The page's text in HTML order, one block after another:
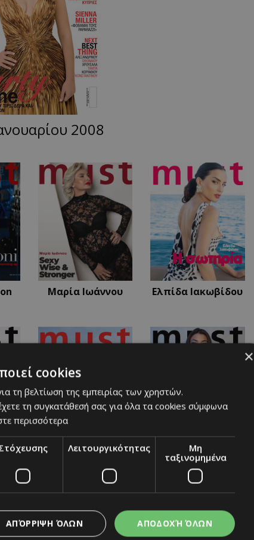
2008
Μαρία Ιωάννου Ελπίδα Ιακωβίδου
Καρολίνα
Πελενδρίτου
Eleonora La Luna
×
cookies
τη βελτίωση της εμπειρίας των χρηστών.
τη συγκατάθεσή σας για όλα τα cookies σύμφωνα
περισσότερα
Λειτουργικότητας
Μη
ταξινομημένα
ΑΠΟΔΟΧΉ ΌΛΩΝ
ΑΠΌΡΡΙΨΗ ΌΛΩΝ